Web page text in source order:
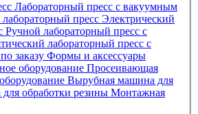
Лабораторный пресс с вакуумным
пресс Электрический
Ручной лабораторный пресс с
лабораторный пресс с
заказу Формы и аксессуары
оборудование Просеивающая
Вырубная машина для
обработки резины Монтажная